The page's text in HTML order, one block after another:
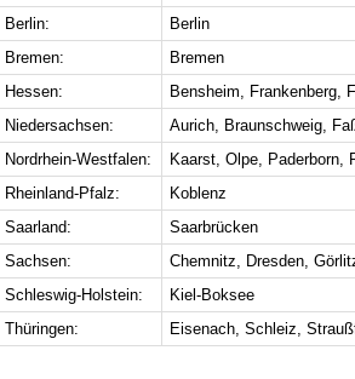
Berlin:
Berlin
Bremen:
Bremen
Hessen:
Bensheim, Frankenberg,
Niedersachsen:
Aurich, Braunschweig,
Nordrhein-Westfalen:
Kaarst, Olpe, Paderborn,
Rheinland-Pfalz:
Koblenz
Saarland:
Saarbrücken
Sachsen:
Chemnitz, Dresden,
Schleswig-Holstein:
Kiel-Boksee
Thüringen:
Eisenach, Schleiz,